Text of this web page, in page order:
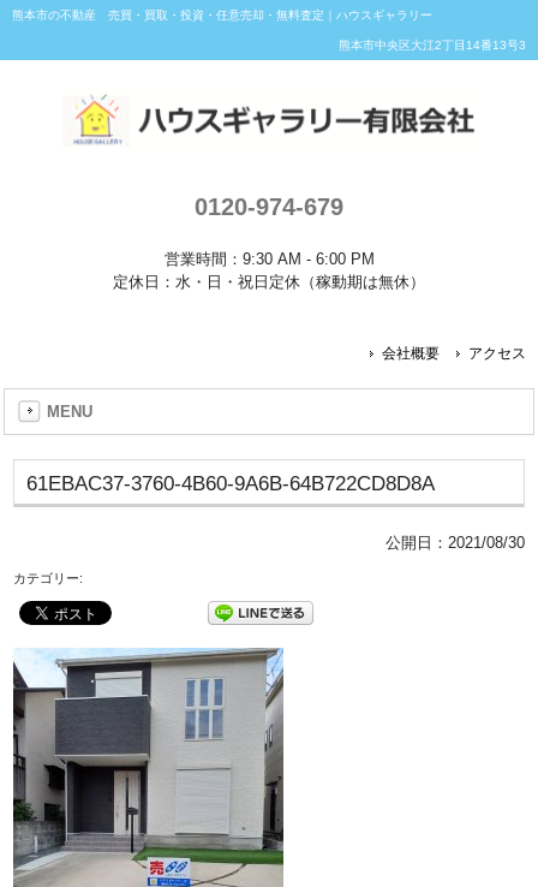
熊本市の不動産 売買・買取・投資・任意売却・無料査定｜ハウスギャラリー
熊本市中央区大江2丁目14番13号3
0120-974-679
営業時間：9:30 AM - 6:00 PM
定休日：水・日・祝日定休（稼動期は無休）
会社概要 アクセス
MENU
61EBAC37-3760-4B60-9A6B-64B722CD8D8A
公開日： 2021/08/30
カテゴリー: